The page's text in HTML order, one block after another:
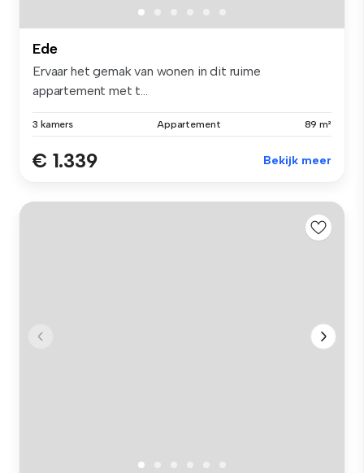
Ede
Ervaar het gemak van wonen in dit ruime
appartement met t...
3 kamers Appartement 89 m²
€ 1.339 Bekijk meer